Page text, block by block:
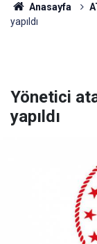
Anasayfa
yapıldı
Yönetici
yapıldı